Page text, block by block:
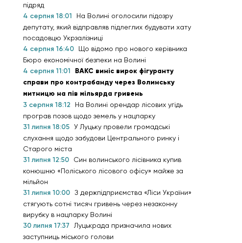
підряд
4 серпня 18:01
На Волині оголосили підозру
депутату, який відправляв підлеглих будувати хату
посадовцю Укрзалізниці
4 серпня 16:40
Що відомо про нового керівника
Бюро економічної безпеки на Волині
4 серпня 11:01
ВАКС виніс вирок фігуранту
справи про контрабанду через Волинську
митницю на пів мільярда гривень
3 серпня 18:12
На Волині орендар лісових угідь
програв позов щодо земель у нацпарку
31 липня 18:05 У Луцьку провели громадські
слухання щодо забудови Центрального ринку і
Старого міста
31 липня 12:50
Син волинського лісівника купив
конюшню «Поліського лісового офісу» майже за
мільйон
31 липня 10:00 З держпідприємства «Ліси України»
стягують сотні тисяч гривень через незаконну
вирубку в нацпарку Волині
30 липня 17:37
Луцькрада призначила нових
заступниць міського голови